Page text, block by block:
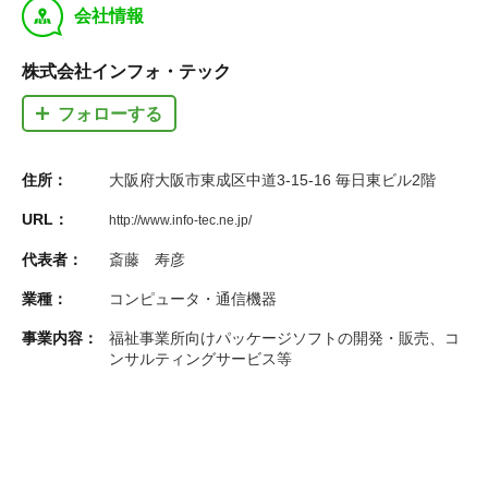
y 会社情報
株式会社インフォ・テック
フォローする
住所： 大阪府大阪市東成区中道3-15-16 毎日東ビル2階
URL： http://www.info-tec.ne.jp/
代表者： 斎藤 寿彦
業種： コンピュータ・通信機器
事業内容：
福祉事業所向けパッケージソフトの開発・販売、コ
ンサルティングサービス等